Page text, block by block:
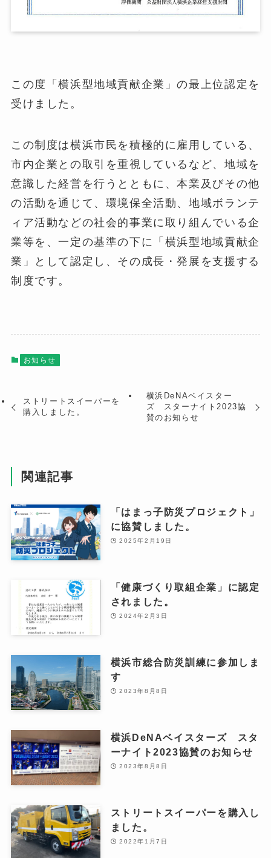
この度「横浜型地域貢献企業」の最上位認定を
受けました。
この制度は横浜市民を積極的に雇用している、
市内企業との取引を重視しているなど、地域を
意識した経営を行うとともに、本業及びその他
の活動を通じて、環境保全活動、地域ボランテ
ィア活動などの社会的事業に取り組んでいる企
業等を、一定の基準の下に「横浜型地域貢献企
業」として認定し、その成長・発展を支援する
制度です。
お知らせ
ストリートスイーパーを
購入しました。
横浜DeNAベイスター
ズ スターナイト2023協
賛のお知らせ
関連記事
「はまっ子防災プロジェクト」
に協賛しました。
2025年2月19日
「健康づくり取組企業」に認定
されました。
2024年2月3日
横浜市総合防災訓練に参加しま
す
2023年8月8日
横浜DeNAベイスターズ スタ
ーナイト2023協賛のお知らせ
2023年8月8日
ストリートスイーパーを購入し
ました。
2022年1月7日